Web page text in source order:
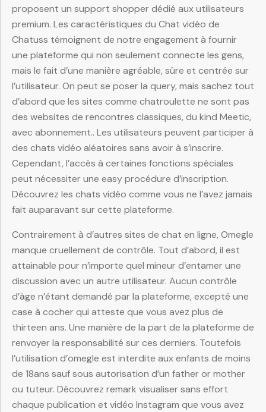
proposent un support shopper dédié aux utilisateurs
premium. Les caractéristiques du Chat vidéo de
Chatuss témoignent de notre engagement à fournir
une plateforme qui non seulement connecte les gens,
mais le fait d’une manière agréable, sûre et centrée sur
l’utilisateur. On peut se poser la query, mais sachez tout
d’abord que les sites comme chatroulette ne sont pas
des websites de rencontres classiques, du kind Meetic,
avec abonnement.. Les utilisateurs peuvent participer à
des chats vidéo aléatoires sans avoir à s’inscrire.
Cependant, l’accès à certaines fonctions spéciales
peut nécessiter une easy procédure d’inscription.
Découvrez les chats vidéo comme vous ne l’avez jamais
fait auparavant sur cette plateforme.
Contrairement à d’autres sites de chat en ligne, Omegle
manque cruellement de contrôle. Tout d’abord, il est
attainable pour n’importe quel mineur d’entamer une
discussion avec un autre utilisateur. Aucun contrôle
d’âge n’étant demandé par la plateforme, excepté une
case à cocher qui atteste que vous avez plus de
thirteen ans. Une manière de la part de la plateforme de
renvoyer la responsabilité sur ces derniers. Toutefois
l’utilisation d’omegle est interdite aux enfants de moins
de 18ans sauf sous autorisation d’un father or mother
ou tuteur. Découvrez remark visualiser sans effort
chaque publication et vidéo Instagram que vous avez